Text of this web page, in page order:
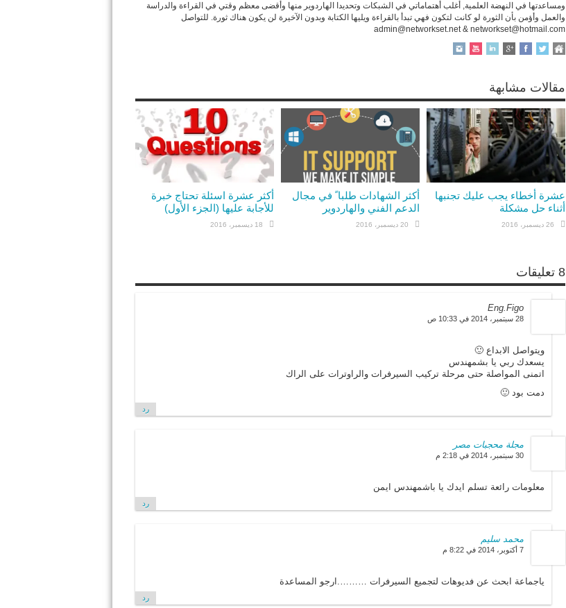
ومساعدتها في النهضة العلمية, أغلب أهتماماتي في الشبكات وتحديدا الهاردوير منها وأقضى معظم وقتي في القراءة والدراسة
والعمل وأؤمن بأن الثورة لو كانت لتكون فهي تبدأ بالقراءة ويليها الكتابة وبدون الآخيرة لن يكون هناك ثورة. للتواصل
admin@networkset.net & networkset@hotmail.com
مقالات مشابهة
عشرة أخطاء يجب عليك تجنبها
أثناء حل مشكلة
26 ديسمبر، 2016
أكثر الشهادات طلبا ً في مجال
الدعم الفني والهاردوير
20 ديسمبر، 2016
أكثر عشرة اسئلة تحتاج خبرة
للأجابة عليها (الجزء الأول)
18 ديسمبر، 2016
8 تعليقات
Eng.Figo
28 سبتمبر، 2014 في 10:33 ص
ويتواصل الابداع 🙂
يسعدك ربي يا بشمهندس
اتمنى المواصلة حتى مرحلة تركيب السيرفرات والراوترات على الراك
دمت بود 🙂
رد
مجلة محجبات مصر
30 سبتمبر، 2014 في 2:18 م
معلومات رائعة تسلم ايدك يا باشمهندس ايمن
رد
محمد سليم
7 أكتوبر، 2014 في 8:22 م
ياجماعة ابحث عن فديوهات لتجميع السيرفرات ……….ارجو المساعدة
رد